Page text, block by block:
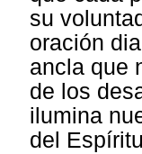
su
oración
ancla que
de los
ilumina
del